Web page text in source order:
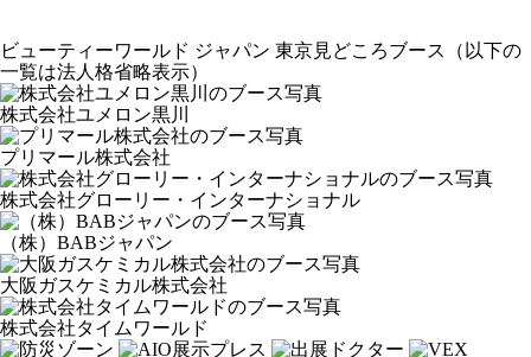
ビューティーワールド ジャパン 東京見どころブース
（以下の
一覧は法人格省略表示）
株式会社ユメロン黒川
プリマール株式会社
株式会社グローリー・インターナショナル
（株）BABジャパン
大阪ガスケミカル株式会社
株式会社タイムワールド